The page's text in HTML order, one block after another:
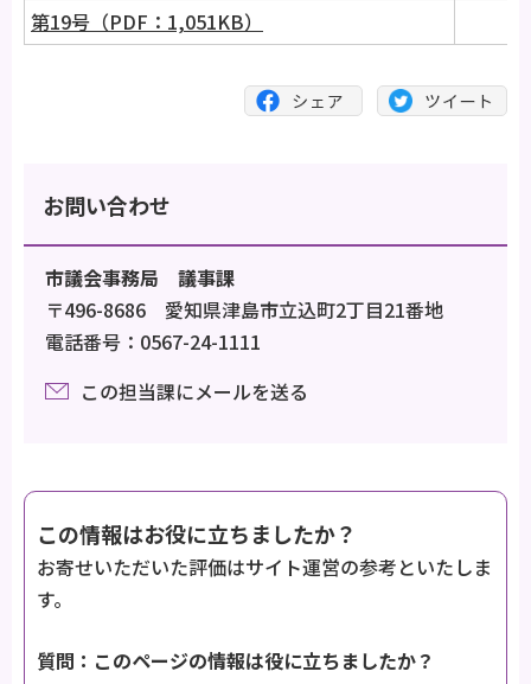
第19号（PDF：1,051KB）
お問い合わせ
市議会事務局 議事課
〒496-8686 愛知県津島市立込町2丁目21番地
電話番号：0567-24-1111
この担当課にメールを送る
この情報はお役に立ちましたか？
お寄せいただいた評価はサイト運営の参考といたしま
す。
質問：このページの情報は役に立ちましたか？